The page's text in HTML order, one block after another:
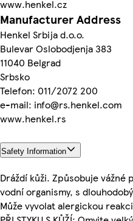
www.henkel.cz
Manufacturer Address
Henkel Srbija d.o.o.
Bulevar Oslobodjenja 383
11040 Belgrad
Srbsko
Telefon: 011/2072 200
e-mail: info@rs.henkel.com
www.henkel.rs
Safety Information
Dráždí kůži. Způsobuje vážné
vodní organismy, s
Může vyvolat alergickou